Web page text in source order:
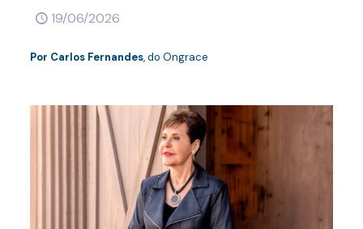
19/06/2026
Por Carlos Fernandes, do Ongrace